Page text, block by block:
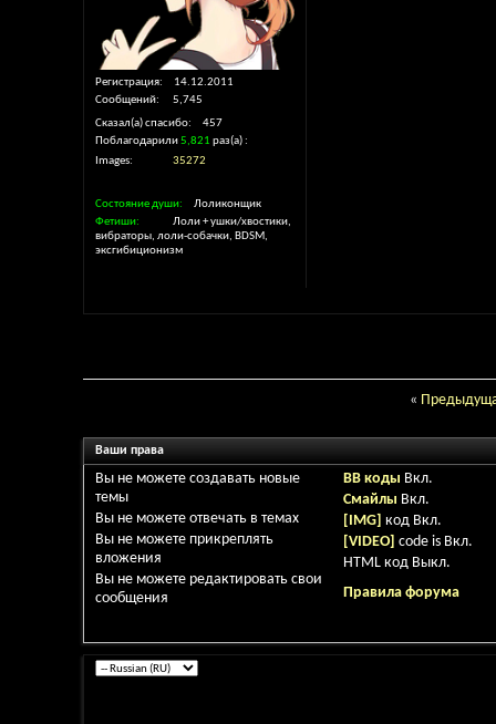
Регистрация
14.12.2011
Сообщений
5,745
Сказал(а) спасибо
457
Поблагодарили5,821 раз(а)
Images
35272
Состояние души
Лоликонщик
Фетиши
Лоли + ушки/хвостики,
вибраторы, лоли-собачки, BDSM,
эксгибиционизм
«
Ваши права
Вы не можете создавать новые
темы
Вы не можете отвечать в темах
Вы не можете прикреплять
вложения
Вы не можете редактировать свои
сообщения
BB коды Вкл.
Смайлы Вкл.
[IMG] код Вкл.
[VIDEO] code is Вкл.
HTML код Выкл.
Правила форума